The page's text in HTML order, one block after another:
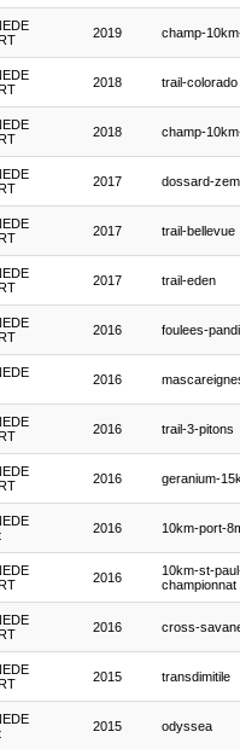
2019 champ-
2018 trail-colorado
2018 champ-
2017 dossard-
2017 trail-bellevue
2017 trail-eden
2016 foulees-
2016
2016 trail-3-pitons
2016 geranium-
2016 10km-port-
2016
10km-st-
championnat
2016 cross-
2015 transdimitile
2015 odyssea